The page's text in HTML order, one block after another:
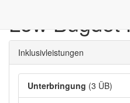
Low Bugdet
Inklusivleistungen
Unterbringung (3 ÜB)